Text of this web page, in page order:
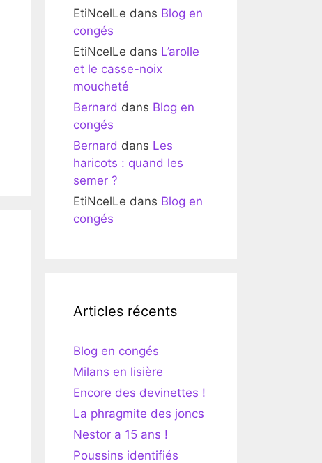
EtiNcelLe dans Blog en
congés
EtiNcelLe dans L’arolle
et le casse-noix
moucheté
Bernard dans Blog en
congés
Bernard dans Les
haricots : quand les
semer ?
EtiNcelLe dans Blog en
congés
Articles récents
Blog en congés
Milans en lisière
Encore des devinettes !
La phragmite des joncs
Nestor a 15 ans !
Poussins identifiés